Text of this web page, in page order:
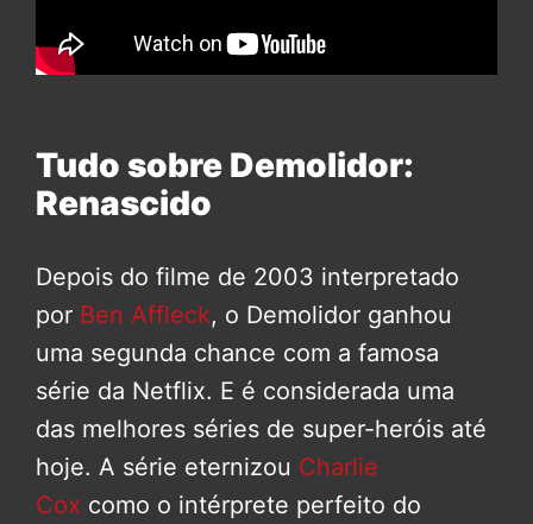
Tudo sobre Demolidor:
Renascido
Depois do filme de 2003 interpretado
por Ben Affleck, o Demolidor ganhou
uma segunda chance com a famosa
série da Netflix. E é considerada uma
das melhores séries de super-heróis até
hoje. A série eternizou Charlie
Cox como o intérprete perfeito do